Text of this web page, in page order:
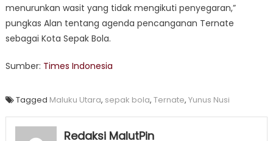
menurunkan wasit yang tidak mengikuti penyegaran,”
pungkas Alan tentang agenda pencanganan Ternate
sebagai Kota Sepak Bola.
Sumber: Times Indonesia
Tagged Maluku Utara, sepak bola, Ternate, Yunus Nusi
Redaksi MalutPin